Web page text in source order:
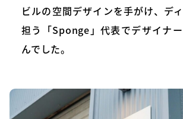
ビルの空間デザインを手がけ、デ
担う「Sponge」代表でデザイナ
んでした。